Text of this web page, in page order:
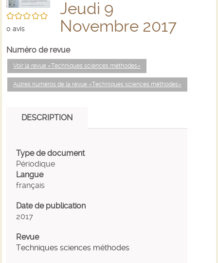
/5
0 avis
Jeudi 9
Novembre 2017
Numéro de revue
Voir la revue «Techniques sciences méthodes»
Autres numéros de la revue «Techniques sciences méthodes»
DESCRIPTION
Type de document
Périodique
Langue
français
Date de publication
2017
Revue
Techniques sciences méthodes